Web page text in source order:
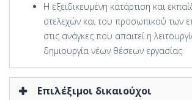
Η εξειδικευμένη κατάρτιση και
στελεχών και του προσωπικού των
στις ανάγκες που απαιτεί η
δημιουργία νέων θέσεων εργασίας
Επιλέξιμοι δικαιούχοι